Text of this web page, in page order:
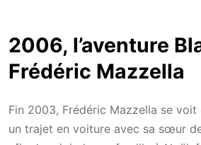
2006, l’aventure
Frédéric Mazzella
Fin 2003, Frédéric Mazzella se
un trajet en voiture avec sa sœur